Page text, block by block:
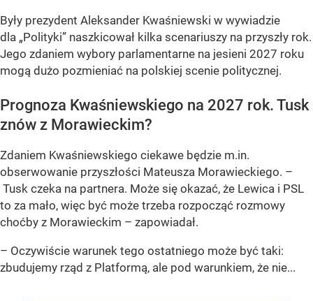
Były prezydent Aleksander Kwaśniewski w wywiadzie
dla „Polityki” naszkicował kilka scenariuszy na przyszły rok.
Jego zdaniem wybory parlamentarne na jesieni 2027 roku
mogą dużo pozmieniać na polskiej scenie politycznej.
Prognoza Kwaśniewskiego na 2027 rok. Tusk
znów z Morawieckim?
Zdaniem Kwaśniewskiego ciekawe będzie m.in.
obserwowanie przyszłości Mateusza Morawieckiego. –
Tusk czeka na partnera. Może się okazać, że Lewica i PSL
to za mało, więc być może trzeba rozpocząć rozmowy
choćby z Morawieckim – zapowiadał.
– Oczywiście warunek tego ostatniego może być taki:
zbudujemy rząd z Platformą, ale pod warunkiem, że nie...